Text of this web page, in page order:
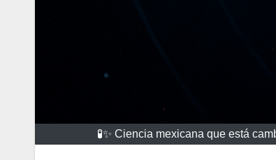
🧪✨ Ciencia mexicana que está